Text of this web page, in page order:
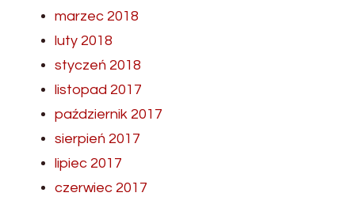
marzec 2018
luty 2018
styczeń 2018
listopad 2017
październik 2017
sierpień 2017
lipiec 2017
czerwiec 2017